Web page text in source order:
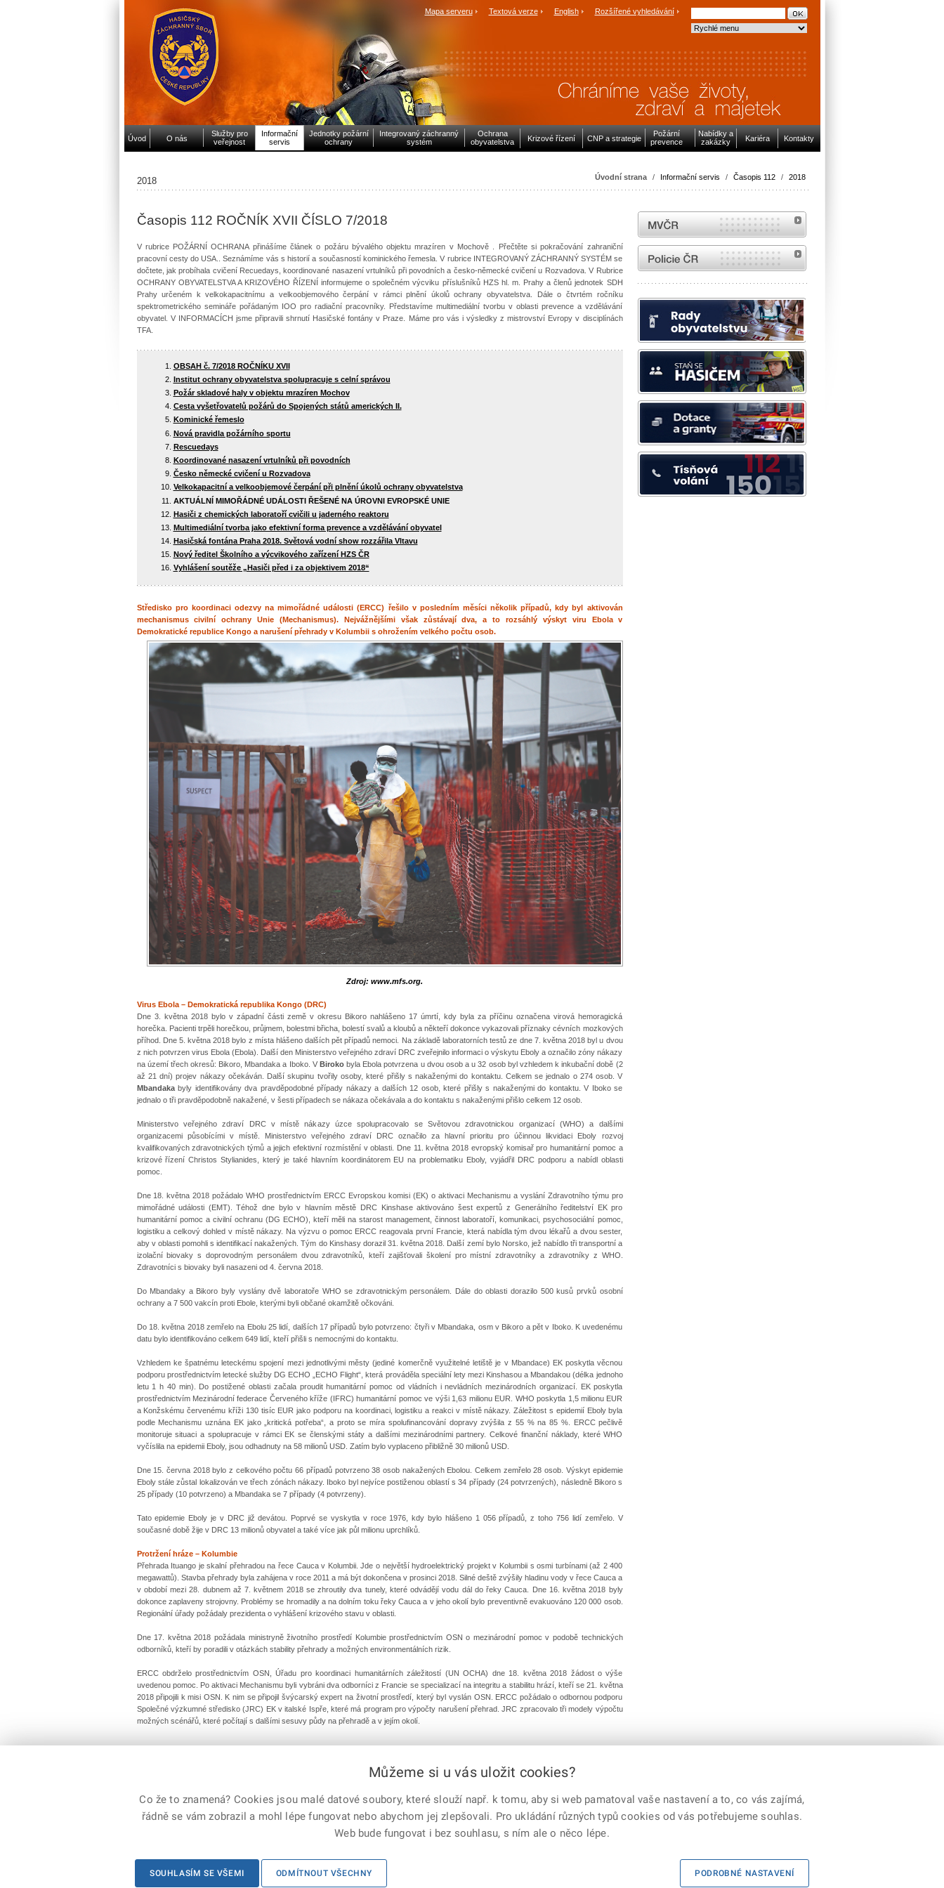
Mapa serveru Textová verze English Rozšířené vyhledávání
Úvod O nás
Služby pro
veřejnost
Informační
servis
Jednotky požární
ochrany
Integrovaný záchranný
systém
Ochrana
obyvatelstva
Krizové řízení CNP a strategie
Požární
prevence
Nabídky a
zakázky
Kariéra Kontakty
Úvodní strana / Informační servis / Časopis 112 / 2018
2018
Časopis 112 ROČNÍK XVII ČÍSLO 7/2018
V rubrice POŽÁRNÍ OCHRANA přinášíme článek o požáru bývalého objektu mrazíren v Mochově . Přečtěte si pokračování zahraniční
pracovní cesty do USA.. Seznámíme vás s historií a současností kominického řemesla. V rubrice INTEGROVANÝ ZÁCHRANNÝ SYSTÉM se
dočtete, jak probíhala cvičení Recuedays, koordinované nasazení vrtulníků při povodních a česko-německé cvičení u Rozvadova. V Rubrice
OCHRANY OBYVATELSTVA A KRIZOVÉHO ŘÍZENÍ informujeme o společném výcviku příslušníků HZS hl. m. Prahy a členů jednotek SDH
Prahy určeném k velkokapacitnímu a velkoobjemového čerpání v rámci plnění úkolů ochrany obyvatelstva. Dále o čtvrtém ročníku
spektrometrického semináře pořádaným IOO pro radiační pracovníky. Představíme multimediální tvorbu v oblasti prevence a vzdělávání
obyvatel. V INFORMACÍCH jsme připravili shrnutí Hasičské fontány v Praze. Máme pro vás i výsledky z mistrovství Evropy v disciplínách
TFA.
OBSAH č. 7/2018 ROČNÍKU XVII
Institut ochrany obyvatelstva spolupracuje s celní správou
Požár skladové haly v objektu mrazíren Mochov
Cesta vyšetřovatelů požárů do Spojených států amerických II.
Kominické řemeslo
Nová pravidla požárního sportu
Rescuedays
Koordinované nasazení vrtulníků při povodních
Česko­ německé cvičení u Rozvadova
Velkokapacitní a velkoobjemové čerpání při plnění úkolů ochrany obyvatelstva
AKTUÁLNÍ MIMOŘÁDNÉ UDÁLOSTI ŘEŠENÉ NA ÚROVNI EVROPSKÉ UNIE
Hasiči z chemických laboratoří cvičili u jaderného reaktoru
Multimediální tvorba jako efektivní forma prevence a vzdělávání obyvatel
Hasičská fontána Praha 2018. Světová vodní show rozzářila Vltavu
Nový ředitel Školního a výcvikového zařízení HZS ČR
Vyhlášení soutěže „Hasiči před i za objektivem 2018“
Středisko pro koordinaci odezvy na mimořádné události (ERCC) řešilo v posledním měsíci několik případů, kdy byl aktivován
mechanismus civilní ochrany Unie (Mechanismus). Nejvážnějšími však zůstávají dva, a to rozsáhlý výskyt viru Ebola v
Demokratické republice Kongo a narušení přehrady v Kolumbii s ohrožením velkého počtu osob.
Zdroj: www.mfs.org.
Virus Ebola – Demokratická republika Kongo (DRC)
Dne 3. května 2018 bylo v západní části země v okresu Bikoro nahlášeno 17 úmrtí, kdy byla za příčinu označena virová hemoragická
horečka. Pacienti trpěli horečkou, průjmem, bolestmi břicha, bolestí svalů a kloubů a někteří dokonce vykazovali příznaky cévních mozkových
příhod. Dne 5. května 2018 bylo z místa hlášeno dalších pět případů nemoci. Na základě laboratorních testů ze dne 7. května 2018 byl u dvou
z nich potvrzen virus Ebola (Ebola). Další den Ministerstvo veřejného zdraví DRC zveřejnilo informaci o výskytu Eboly a označilo zóny nákazy
na území třech okresů: Bikoro, Mbandaka a Iboko. VBirokobyla Ebola potvrzena u dvou osob a u 32 osob byl vzhledem k inkubační době (2
až 21 dní) projev nákazy očekáván. Další skupinu tvořily osoby, které přišly s nakaženými do kontaktu. Celkem se jednalo o 274 osob. V
Mbandakabyly identifikovány dva pravděpodobné případy nákazy a dalších 12 osob, které přišly s nakaženými do kontaktu. V Iboko se
jednalo o tři pravděpodobně nakažené, v šesti případech se nákaza očekávala a do kontaktu s nakaženými přišlo celkem 12 osob.
Ministerstvo veřejného zdraví DRC v místě nákazy úzce spolupracovalo se Světovou zdravotnickou organizací (WHO) a dalšími
organizacemi působícími v místě. Ministerstvo veřejného zdraví DRC označilo za hlavní prioritu pro účinnou likvidaci Eboly rozvoj
kvalifikovaných zdravotnických týmů a jejich efektivní rozmístění v oblasti. Dne 11. května 2018 evropský komisař pro humanitární pomoc a
krizové řízení Christos Stylianides, který je také hlavním koordinátorem EU na problematiku Eboly, vyjádřil DRC podporu a nabídl oblasti
pomoc.
Dne 18. května 2018 požádalo WHO prostřednictvím ERCC Evropskou komisi (EK) o aktivaci Mechanismu a vyslání Zdravotního týmu pro
mimořádné události (EMT). Téhož dne bylo v hlavním městě DRC Kinshase aktivováno šest expertů z Generálního ředitelství EK pro
humanitární pomoc a civilní ochranu (DG ECHO), kteří měli na starost management, činnost laboratoří, komunikaci, psychosociální pomoc,
logistiku a celkový dohled v místě nákazy. Na výzvu o pomoc ERCC reagovala první Francie, která nabídla tým dvou lékařů a dvou sester,
aby v oblasti pomohli s identifikací nakažených. Tým do Kinshasy dorazil 31. května 2018. Další zemí bylo Norsko, jež nabídlo tři transportní a
izolační biovaky s doprovodným personálem dvou zdravotníků, kteří zajišťovali školení pro místní zdravotníky a zdravotníky z WHO.
Zdravotníci s biovaky byli nasazeni od 4. června 2018.
Do Mbandaky a Bikoro byly vyslány dvě laboratoře WHO se zdravotnickým personálem. Dále do oblasti dorazilo 500 kusů prvků osobní
ochrany a 7 500 vakcín proti Ebole, kterými byli občané okamžitě očkováni.
Do 18. května 2018 zemřelo na Ebolu 25 lidí, dalších 17 případů bylo potvrzeno: čtyři v Mbandaka, osm v Bikoro a pět v Iboko. K uvedenému
datu bylo identifikováno celkem 649 lidí, kteří přišli s nemocnými do kontaktu.
Vzhledem ke špatnému leteckému spojení mezi jednotlivými městy (jediné komerčně využitelné letiště je v Mbandace) EK poskytla věcnou
podporu prostřednictvím letecké služby DG ECHO „ECHO Flight“, která prováděla speciální lety mezi Kinshasou a Mbandakou (délka jednoho
letu 1 h 40 min). Do postižené oblasti začala proudit humanitární pomoc od vládních i nevládních mezinárodních organizací. EK poskytla
prostřednictvím Mezinárodní federace Červeného kříže (IFRC) humanitární pomoc ve výši 1,63 milionu EUR. WHO poskytla 1,5 milionu EUR
a Konžskému červenému kříži 130 tisíc EUR jako podporu na koordinaci, logistiku a reakci v místě nákazy. Záležitost s epidemií Eboly byla
podle Mechanismu uznána EK jako „kritická potřeba“, a proto se míra spolufinancování dopravy zvýšila z 55 % na 85 %. ERCC pečlivě
monitoruje situaci a spolupracuje v rámci EK se členskými státy a dalšími mezinárodními partnery. Celkové finanční náklady, které WHO
vyčíslila na epidemii Eboly, jsou odhadnuty na 58 milionů USD. Zatím bylo vyplaceno přibližně 30 milionů USD.
Dne 15. června 2018 bylo z celkového počtu 66 případů potvrzeno 38 osob nakažených Ebolou. Celkem zemřelo 28 osob. Výskyt epidemie
Eboly stále zůstal lokalizován ve třech zónách nákazy. Iboko byl nejvíce postiženou oblastí s 34 případy (24 potvrzených), následně Bikoro s
25 případy (10 potvrzeno) a Mbandaka se 7 případy (4 potvrzeny).
Tato epidemie Eboly je v DRC již devátou. Poprvé se vyskytla v roce 1976, kdy bylo hlášeno 1 056 případů, z toho 756 lidí zemřelo. V
současné době žije v DRC 13 milionů obyvatel a také více jak půl milionu uprchlíků.
Protržení hráze – Kolumbie
Přehrada Ituango je skalní přehradou na řece Cauca v Kolumbii. Jde o největší hydroelektrický projekt v Kolumbii s osmi turbínami (až 2 400
megawattů). Stavba přehrady byla zahájena v roce 2011 a má být dokončena v prosinci 2018. Silné deště zvýšily hladinu vody v řece Cauca a
v období mezi 28. dubnem až 7. květnem 2018 se zhroutily dva tunely, které odvádějí vodu dál do řeky Cauca. Dne 16. května 2018 byly
dokonce zaplaveny strojovny. Problémy se hromadily a na dolním toku řeky Cauca a v jeho okolí bylo preventivně evakuo­váno 120 000 osob.
Regionální úřady požádaly prezidenta o vyhlášení krizového stavu v oblasti.
Dne 17. května 2018 požádala ministryně životního prostředí Kolumbie prostřednictvím OSN o mezinárodní pomoc v podobě technických
odborníků, kteří by poradili v otázkách stability přehrady a možných environmentálních rizik.
ERCC obdrželo prostřednictvím OSN, Úřadu pro koordinaci humanitárních záležitostí (UN­ OCHA) dne 18. května 2018 žádost o výše
uvedenou pomoc. Po aktivaci Mechanismu byli vybráni dva odborníci z Francie se specializací na integritu a stabilitu hrází, kteří se 21. května
2018 připojili k misi OSN. K nim se připojil švýcarský expert na životní prostředí, který byl vyslán OSN. ERCC požádalo o odbornou podporu
Společné výzkumné středisko (JRC) EK v italské Ispře, které má program pro výpočty narušení přehrad. JRC zpracovalo tři modely výpočtu
možných scénářů, které počítají s dalšími sesuvy půdy na přehradě a v jejím okolí.
Corp.
Facebook
MVČR
internetové stránky Policie ČR
© 2026 Generální ředitelství Hasičského záchranného sboru ČR, všechna práva vyhrazena Prohlášení o přístupnosti |
Můžeme si u vás uložit cookies?
Co že to znamená? Cookies jsou malé datové soubory, které slouží např. k tomu, aby si web pamatoval vaše nastavení a to, co vás zajímá,
řádně se vám zobrazil a mohl lépe fungovat nebo abychom jej zlepšovali. Pro ukládání různých typů cookies od vás potřebujeme souhlas.
Web bude fungovat i bez souhlasu, s ním ale o něco lépe.
SOUHLASÍM SE VŠEMI ODMÍTNOUT VŠECHNY PODROBNÉ NASTAVENÍ